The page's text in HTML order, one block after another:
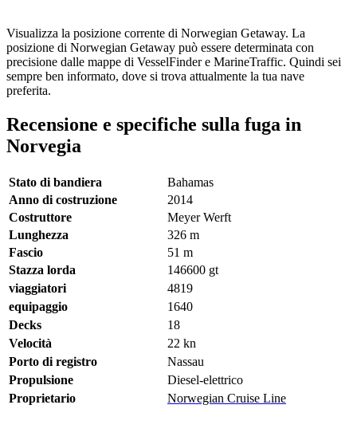
Visualizza la posizione corrente di Norwegian Getaway. La
posizione di Norwegian Getaway può essere determinata con
precisione dalle mappe di VesselFinder e MarineTraffic. Quindi sei
sempre ben informato, dove si trova attualmente la tua nave
preferita.
Recensione e specifiche sulla fuga in
Norvegia
Stato di bandiera
Bahamas
Anno di costruzione
2014
Costruttore
Meyer Werft
Lunghezza
326 m
Fascio
51 m
Stazza lorda
146600 gt
viaggiatori
4819
equipaggio
1640
Decks
18
Velocità
22 kn
Porto di registro
Nassau
Propulsione
Diesel-elettrico
Proprietario
Norwegian Cruise Line